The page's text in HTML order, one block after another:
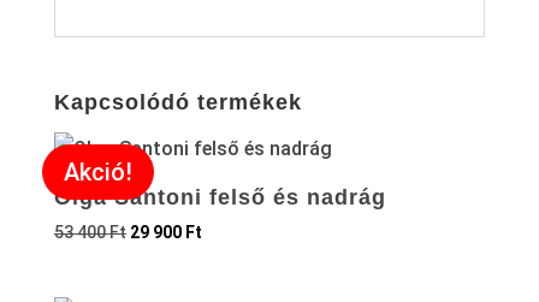
Kapcsolódó termékek
Akció!
Olga Santoni felső és nadrág
53 400Ft 29 900 Ft